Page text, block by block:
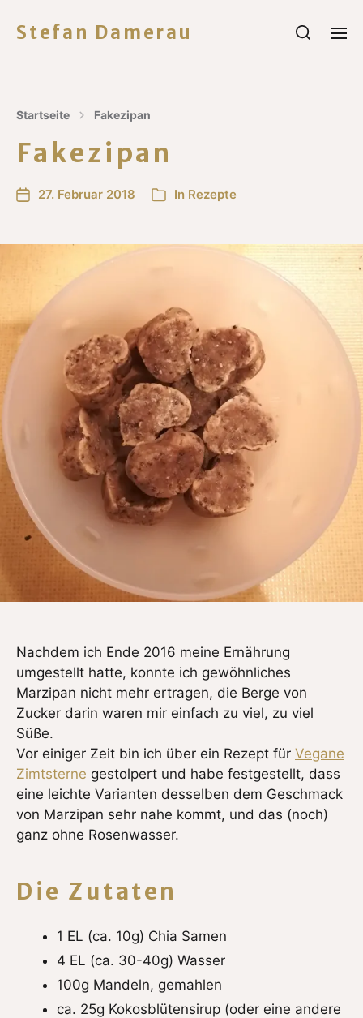
Stefan Damerau
Startseite Fakezipan
Fakezipan
27. Februar 2018 In Rezepte
Nachdem ich Ende 2016 meine Ernährung
umgestellt hatte, konnte ich gewöhnliches
Marzipan nicht mehr ertragen, die Berge von
Zucker darin waren mir einfach zu viel, zu viel
Süße.
Vor einiger Zeit bin ich über ein Rezept für Vegane
Zimtsterne gestolpert und habe festgestellt, dass
eine leichte Varianten desselben dem Geschmack
von Marzipan sehr nahe kommt, und das (noch)
ganz ohne Rosenwasser.
Die Zutaten
1 EL (ca. 10g) Chia Samen
4 EL (ca. 30-40g) Wasser
100g Mandeln, gemahlen
ca. 25g Kokosblütensirup (oder eine andere